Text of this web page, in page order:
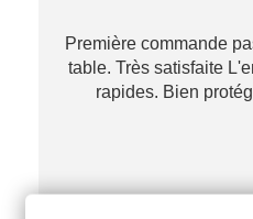
Première commande
table. Très satisfaite
rapides. Bien